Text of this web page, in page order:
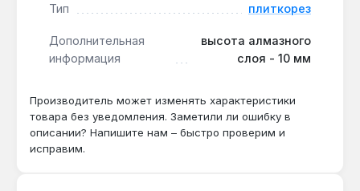
Да — высота алмазного слоя 10 мм и
скорость реза 1.1 м/мин обеспечивают чистый
рез без сколов на керамограните.
Какой посадочный диаметр и с какими
станками совместим?
Посадочное отверстие 22 мм — диск
Тип плиткорез
Дополнительная
информация
высота алмазного
слоя - 10 мм
Производитель может изменять характеристики
товара без уведомления. Заметили ли ошибку в
описании? Напишите нам – быстро проверим и
исправим.